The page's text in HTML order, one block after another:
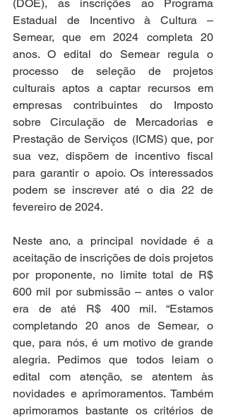
(DOE), as inscrições ao Programa
Estadual de Incentivo à Cultura –
Semear, que em 2024 completa 20
anos. O edital do Semear regula o
processo de seleção de projetos
culturais aptos a captar recursos em
empresas contribuintes do Imposto
sobre Circulação de Mercadorias e
Prestação de Serviços (ICMS) que, por
sua vez, dispõem de incentivo fiscal
para garantir o apoio. Os interessados
podem se inscrever até o dia 22 de
fevereiro de 2024.
Neste ano, a principal novidade é a
aceitação de inscrições de dois projetos
por proponente, no limite total de R$
600 mil por submissão – antes o valor
era de até R$ 400 mil. “Estamos
completando 20 anos de Semear, o
que, para nós, é um motivo de grande
alegria. Pedimos que todos leiam o
edital com atenção, se atentem às
novidades e aprimoramentos. Também
aprimoramos bastante os critérios de